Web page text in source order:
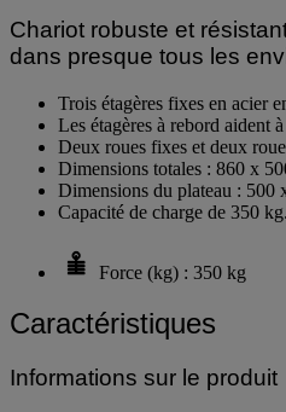
Chariot robuste et
dans presque tous les
Trois étagères fixes en acier
Les étagères à rebord aident
Deux roues fixes et deux
Dimensions totales : 860 x
Dimensions du plateau : 500
Capacité de charge de 350 kg.
Force (kg) : 350 kg
Caractéristiques
Informations sur le produit